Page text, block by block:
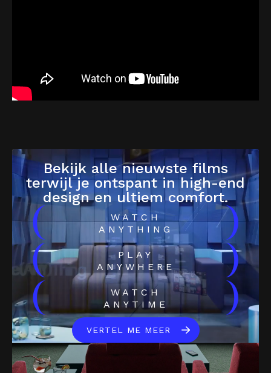
Bekijk alle nieuwste films
terwijl je ontspant in high-end
design en ultiem comfort.
(
WATCH
ANYTHING
)
(
PLAY
ANYWHERE
)
(
WATCH
ANYTIME
)
VERTEL ME MEER